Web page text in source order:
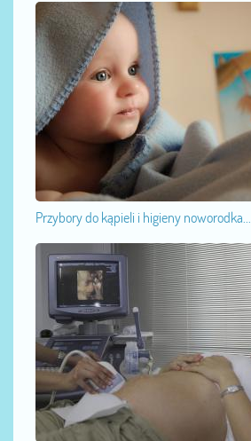
Przybory do kąpieli i higieny noworodka...